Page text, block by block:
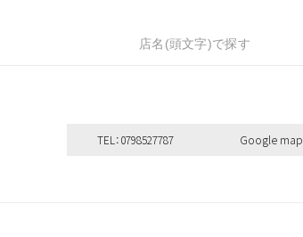
店名(頭文字)で探す
TEL：0798527787 Google map